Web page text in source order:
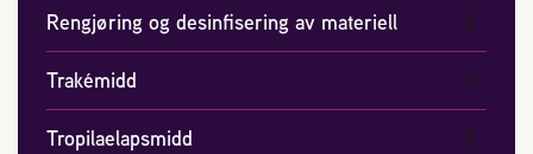
Rengjøring og desinfisering av materiell
Trakémidd
Tropilaelapsmidd